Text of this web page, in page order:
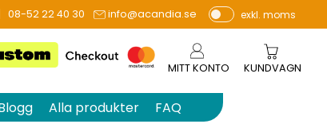
08-52 22 40 30 info@acandia.se
P
e
r
vi
exkl. moms
MITT KONTO KUNDVAGN
Alla produkter FAQ